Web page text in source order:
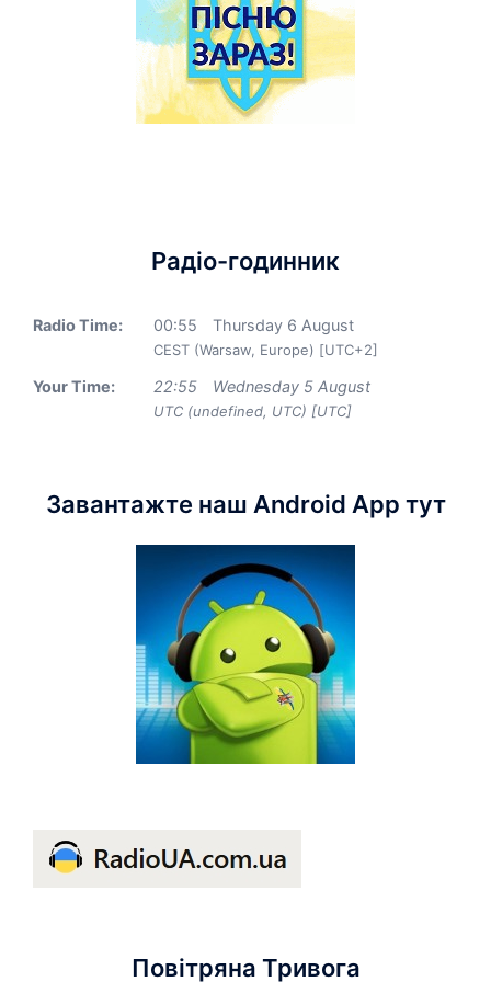
Радіо-годинник
Radio Time: 00:55 Thursday 6 August
CEST (Warsaw, Europe) [UTC+2]
Your Time: 22:55 Wednesday 5 August
UTC (undefined, UTC) [UTC]
Завантажте наш Android App тут
Повітряна Тривога